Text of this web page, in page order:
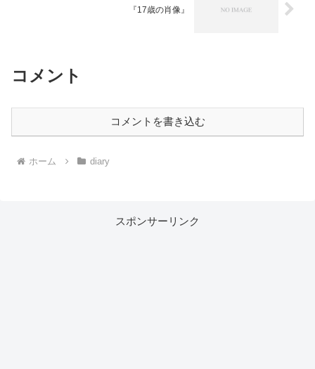
『17歳の肖像』
コメント
コメントを書き込む
ホーム diary
スポンサーリンク